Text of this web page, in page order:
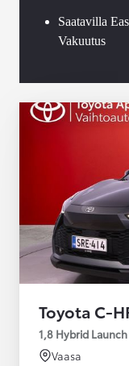
Saatavilla
Vakuutus
Toyota C-
1,8 Hybrid
Vaasa